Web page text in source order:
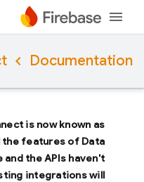
Documentation
is now known as
the features of Data
the APIs haven't
integrations will